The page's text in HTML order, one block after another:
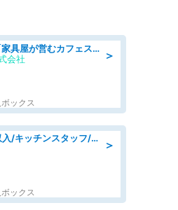
＞
ホールスタッフ/「家具屋が営むカフェスタッフ!」週2日～OK!嬉しいまかない付き/岡山県/浅口郡里庄町
会社
ックス
＞
日払いOKで即日収入/キッチンスタッフ/「原付免許必須」デリバリー業務など、自己成長可能な幅広い仕事に挑戦!髪型自由&ピアス・ネイルOK/茨城県/水戸市
ックス